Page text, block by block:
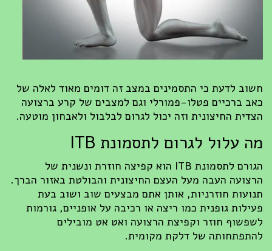
חשוב לדעת כי התסמינים במצב זה דומים מאוד לאלה של
כאב ברכיים פטלו-פמורלי וגם למצבים של קרע ברצועה
הצדית החיצונית וזה יכול לגרום לבלבול ולאבחון מוטעה.
מה עלול לגרום לתסמונת ITB
הגורם לתסמונת ITB הוא קפיצה חוזרת ונשנית של
הרצועה העבה מעל העצם החיצונית והבולטת באזור הברך.
תנועות חוזרניות, אותן אתם מבצעים שוב ושוב בעת
פעילות גופנית כמו ריצה או רכיבה על אופניים, גורמות
לשפשוף חוזר וקפיצת הרצועה ואט אט מובילים
להתפתחותה של דלקת מקומית.